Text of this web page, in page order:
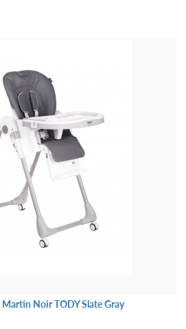
Noir TODY Slate Gray